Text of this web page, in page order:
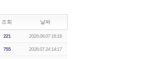
조회 날짜
221 2026.08.07 16:16
755 2026.07.24 14:17